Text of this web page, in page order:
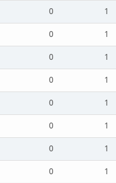
0
1
0
1
0
1
0
1
0
1
0
1
0
1
0
1